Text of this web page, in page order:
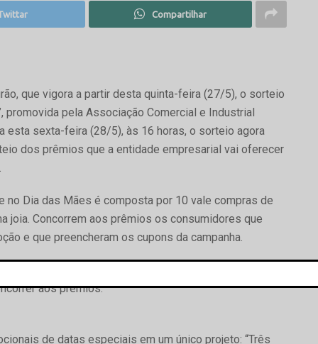
Compartilhar
que vigora a partir desta quinta-feira (27/5), o sorteio
promovida pela Associação Comercial e Industrial
esta sexta-feira (28/5), às 16 horas, o sorteio agora
dos prêmios que a entidade empresarial vai oferecer
Dia das Mães é composta por 10 vale compras de
joia. Concorrem aos prêmios os consumidores que
e que preencheram os cupons da campanha.
aos prêmios.
de datas especiais em um único projeto: “Três